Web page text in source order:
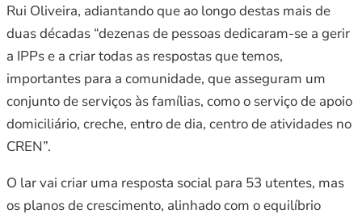
Rui Oliveira, adiantando que ao longo destas mais de
duas décadas “dezenas de pessoas dedicaram-se a gerir
a IPPs e a criar todas as respostas que temos,
importantes para a comunidade, que asseguram um
conjunto de serviços às famílias, como o serviço de apoio
domiciliário, creche, entro de dia, centro de atividades no
CREN”.
O lar vai criar uma resposta social para 53 utentes, mas
os planos de crescimento, alinhado com o equilíbrio